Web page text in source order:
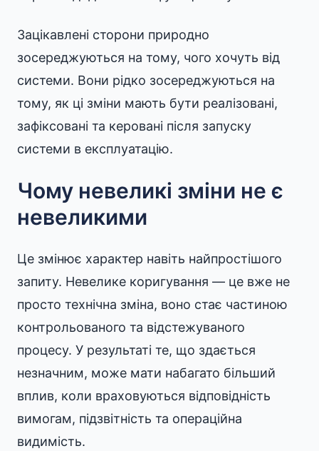
Зацікавлені сторони природно
зосереджуються на тому, чого хочуть від
системи. Вони рідко зосереджуються на
тому, як ці зміни мають бути реалізовані,
зафіксовані та керовані після запуску
системи в експлуатацію.
Чому невеликі зміни не є
невеликими
Це змінює характер навіть найпростішого
запиту. Невелике коригування — це вже не
просто технічна зміна, воно стає частиною
контрольованого та відстежуваного
процесу. У результаті те, що здається
незначним, може мати набагато більший
вплив, коли враховуються відповідність
вимогам, підзвітність та операційна
видимість.